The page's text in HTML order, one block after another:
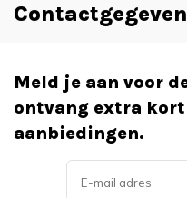
Meld je aan voor
ontvang extra
aanbiedingen.